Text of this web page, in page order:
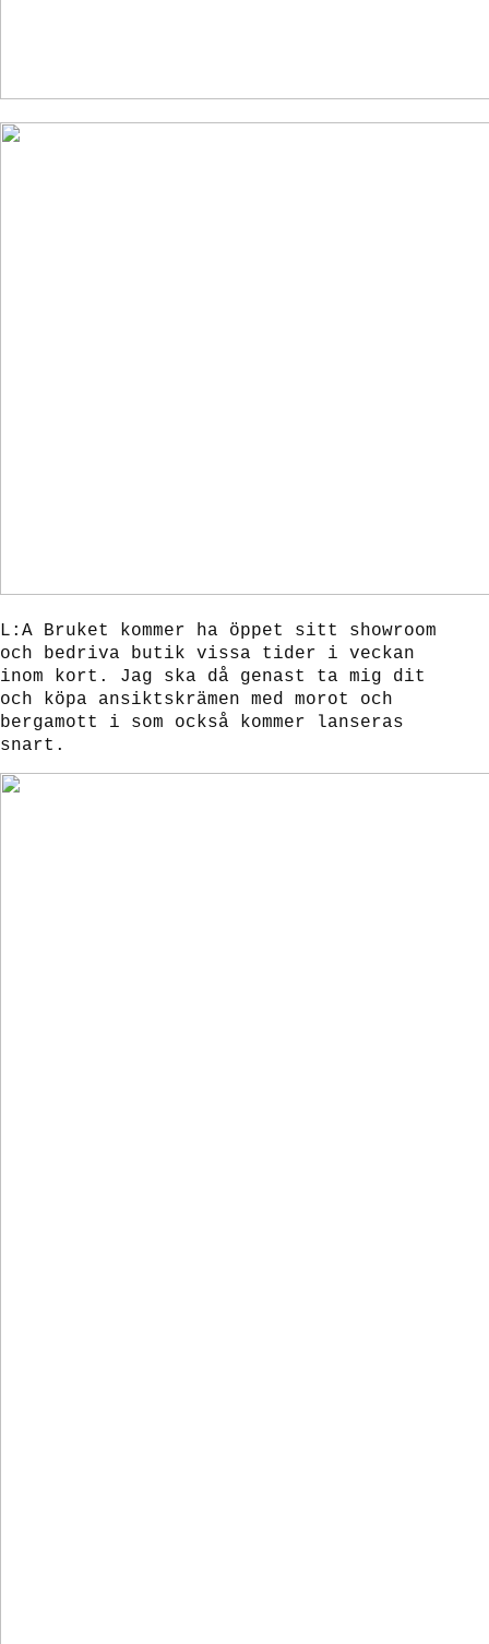
L:A Bruket kommer ha öppet sitt showroom
och bedriva butik vissa tider i veckan
inom kort. Jag ska då genast ta mig dit
och köpa ansiktskrämen med morot och
bergamott i som också kommer lanseras
snart.